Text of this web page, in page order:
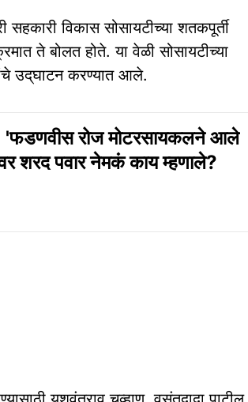
सहकारी विकास सोसायटीच्या शतकपूर्ती
ते बोलत होते. या वेळी सोसायटीच्या
उद्‌घाटन करण्यात आले.
रोज मोटरसायकलने आले
शरद पवार नेमकं काय म्हणाले?